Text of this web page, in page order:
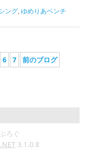
ング,ゆめりあベンチ
6 7 前のブログ
ろぐ
3.1.0.8